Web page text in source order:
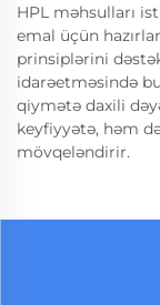
HPL məhsulları
emal üçün
prinsiplərini
idarəetməsində
qiymətə daxili
keyfiyyətə, həm
mövqeləndirir.